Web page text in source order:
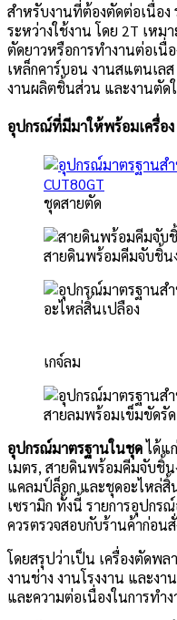
สำหรับงานที่ต้องตัดต่อเนื่อง
ระหว่างใช้งาน โดย 2T เห
ตัดยาวหรือการทำงานต่อเนื่
เหล็กคาร์บอน งานสแตนเล
งานผลิตชิ้นส่วน และงานตัด
อุปกรณ์ที่มีมาให้พร้อมเครื่อง
ชุดสายตัด
สายดินพร้อมคีมจับชิ้น
อะไหล่สิ้นเปลือง
เกจ์ลม
สายลมพร้อมเข็มขัดรัด
อุปกรณ์มาตรฐานในชุดได้แ
เมตร, สายดินพร้อมคีมจับชิ้
แคลมป์ล็อก และชุดอะไหล่สิ้
เซรามิก ทั้งนี้ รายการอุปก
ควรตรวจสอบกับร้านค้าก่อน
โดยสรุปว่าเป็น เครื่องตัดพล
งานช่าง งานโรงงาน และงา
และความต่อเนื่องในการทำ